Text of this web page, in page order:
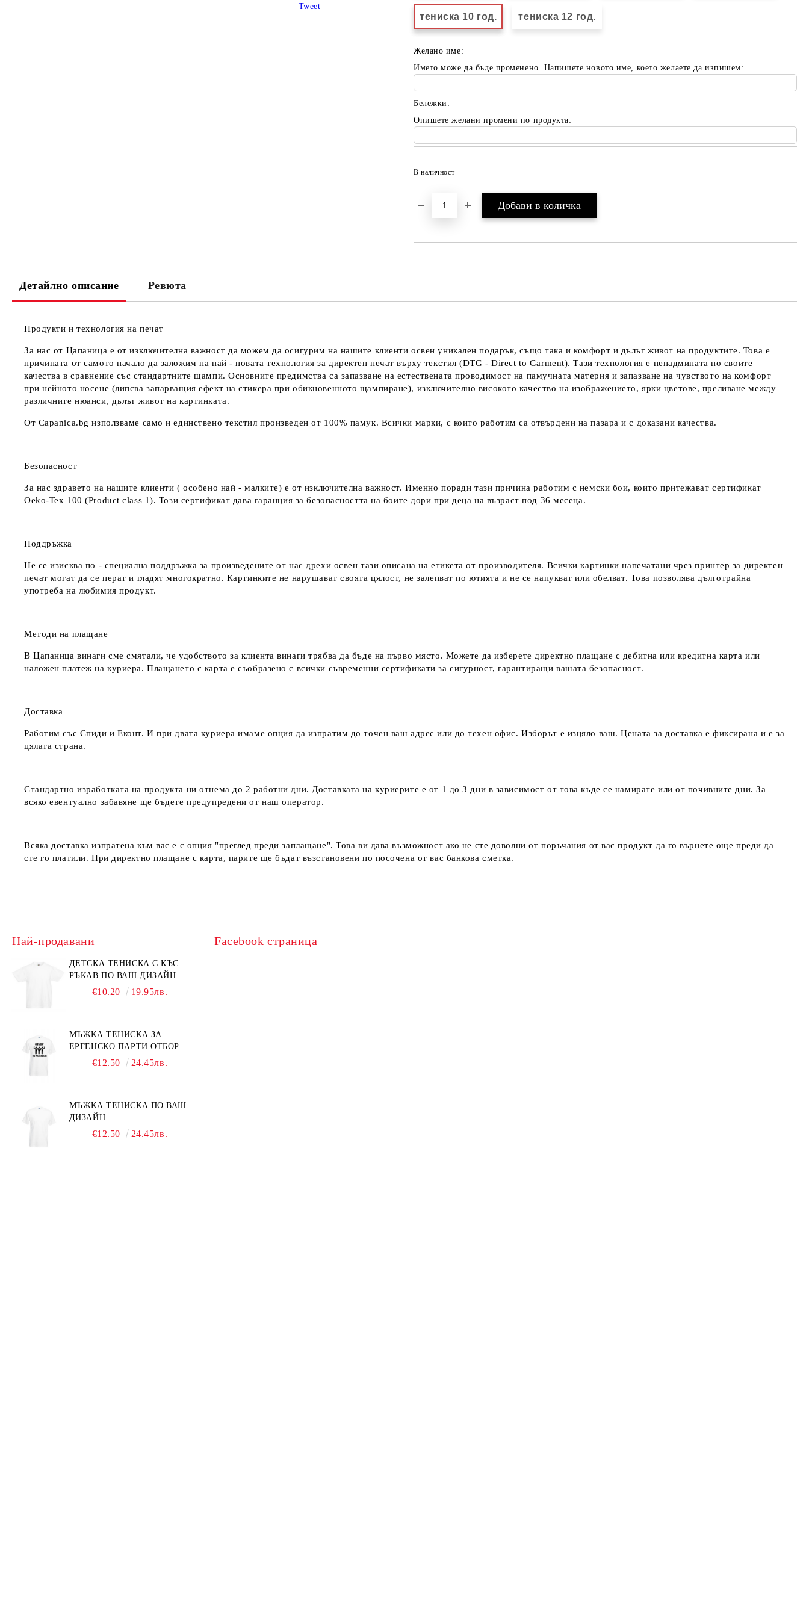
тениска 10 год. тениска 12 год.
Желано име:
Името може да бъде променено. Напишете новото име, което желаете да изпишем:
Бележки:
Опишете желани промени по продукта:
В наличност
Tweet
Детайлно описание Ревюта
Продукти и технология на печат
За нас от Цапаница е от изключителна важност да можем да осигурим на нашите клиенти освен уникален подарък, също така и комфорт и дълъг живот на продуктите. Това е
причината от самото начало да заложим на най - новата технология за директен печат върху текстил (DTG - Direct to Garment). Тази технология е ненадмината по своите
качества в сравнение със стандартните щампи. Основните предимства са запазване на естествената проводимост на памучната материя и запазване на чувството на комфорт
при нейното носене (липсва запарващия ефект на стикера при обикновенното щампиране), изключително високото качество на изображението, ярки цветове, преливане между
различните нюанси, дълъг живот на картинката.
От Capanica.bg използваме само и единствено текстил произведен от 100% памук. Всички марки, с които работим са отвърдени на пазара и с доказани качества.
Безопасност
За нас здравето на нашите клиенти ( особено най - малките) е от изключителна важност. Именно поради тази причина работим с немски бои, които притежават сертификат
Oeko-Tex 100 (Product class 1). Този сертификат дава гаранция за безопасността на боите дори при деца на възраст под 36 месеца.
Поддръжка
Не се изисква по - специална поддръжка за произведените от нас дрехи освен тази описана на етикета от производителя. Всички картинки напечатани чрез принтер за директен
печат могат да се перат и гладят многократно. Картинките не нарушават своята цялост, не залепват по ютията и не се напукват или обелват. Това позволява дълготрайна
употреба на любимия продукт.
Методи на плащане
В Цапаница винаги сме смятали, че удобството за клиента винаги трябва да бъде на първо място. Можете да изберете директно плащане с дебитна или кредитна карта или
наложен платеж на куриера. Плащането с карта е съобразено с всички съвременни сертификати за сигурност, гарантиращи вашата безопасност.
Доставка
Работим със Спиди и Еконт. И при двата куриера имаме опция да изпратим до точен ваш адрес или до техен офис. Изборът е изцяло ваш. Цената за доставка е фиксирана и е за
цялата страна.
Стандартно изработката на продукта ни отнема до 2 работни дни. Доставката на куриерите е от 1 до 3 дни в зависимост от това къде се намирате или от почивните дни. За
всяко евентуално забавяне ще бъдете предупредени от наш оператор.
Всяка доставка изпратена към вас е с опция "преглед преди заплащане". Това ви дава възможност ако не сте доволни от поръчания от вас продукт да го върнете още преди да
сте го платили. При директно плащане с карта, парите ще бъдат възстановени по посочена от вас банкова сметка.
Най-продавани
ДЕТСКА ТЕНИСКА С КЪС
РЪКАВ ПО ВАШ ДИЗАЙН
€10.20 19.95лв.
МЪЖКА ТЕНИСКА ЗА
ЕРГЕНСКО ПАРТИ ОТБОР
ПО РАЗБИВАНЕ
€12.50 24.45лв.
МЪЖКА ТЕНИСКА ПО ВАШ
ДИЗАЙН
€12.50 24.45лв.
Facebook страница